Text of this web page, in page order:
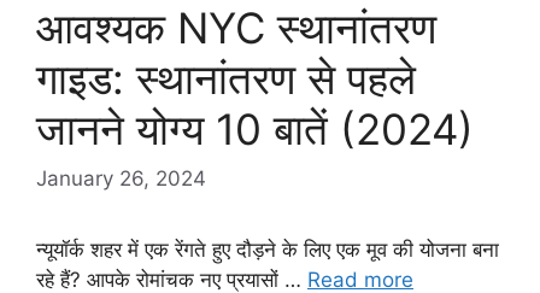
आवश्यक NYC स्थानांतरण
गाइड: स्थानांतरण से पहले
जानने योग्य 10 बातें (2024)
January 26, 2024
न्यूयॉर्क शहर में एक रेंगते हुए दौड़ने के लिए एक मूव की योजना बना
रहे हैं? आपके रोमांचक नए प्रयासों … Read more